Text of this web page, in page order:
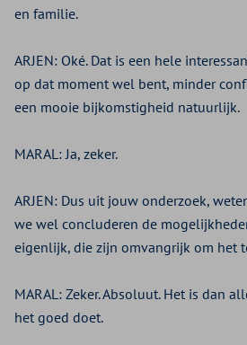
en familie.
ARJEN: Oké. Dat is een hele
op dat moment wel bent, minder
een mooie bijkomstigheid natuurlijk.
MARAL: Ja, zeker.
ARJEN: Dus uit jouw onderzoek,
we wel concluderen de
eigenlijk, die zijn omvangrijk om het
MARAL: Zeker. Absoluut. Het is dan
het goed doet.